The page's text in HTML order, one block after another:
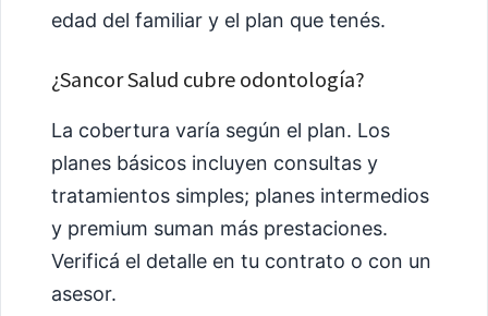
edad del familiar y el plan que tenés.
¿Sancor Salud cubre odontología?
La cobertura varía según el plan. Los
planes básicos incluyen consultas y
tratamientos simples; planes intermedios
y premium suman más prestaciones.
Verificá el detalle en tu contrato o con un
asesor.